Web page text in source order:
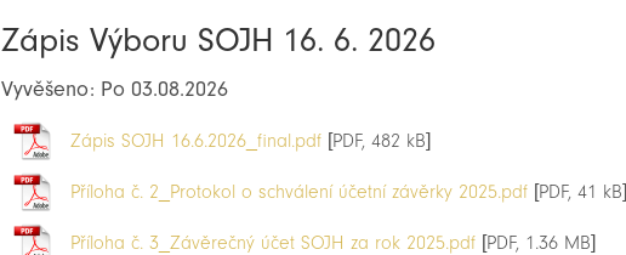
Zápis Výboru SOJH 16. 6. 2026
Vyvěšeno: Po 03.08.2026
Zápis SOJH 16.6.2026_final.pdf [PDF, 482 kB]
Příloha č. 2_Protokol o schválení účetní závěrky 2025.pdf [PDF, 41 kB]
Příloha č. 3_Závěrečný účet SOJH za rok 2025.pdf [PDF, 1.36 MB]